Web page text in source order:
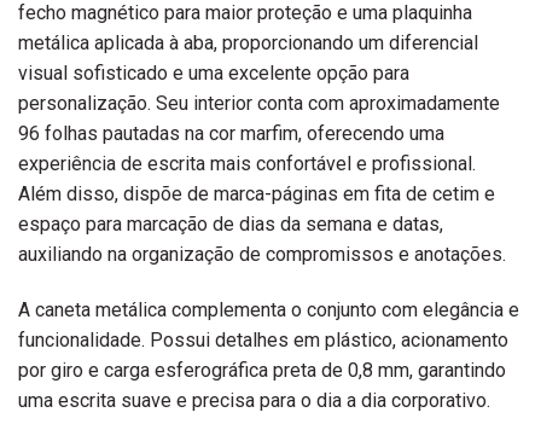
fecho magnético para maior proteção e uma plaquinha
metálica aplicada à aba, proporcionando um diferencial
visual sofisticado e uma excelente opção para
personalização. Seu interior conta com aproximadamente
96 folhas pautadas na cor marfim, oferecendo uma
experiência de escrita mais confortável e profissional.
Além disso, dispõe de marca-páginas em fita de cetim e
espaço para marcação de dias da semana e datas,
auxiliando na organização de compromissos e anotações.
A caneta metálica complementa o conjunto com elegância e
funcionalidade. Possui detalhes em plástico, acionamento
por giro e carga esferográfica preta de 0,8 mm, garantindo
uma escrita suave e precisa para o dia a dia corporativo.